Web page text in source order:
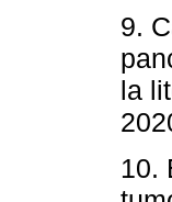
9.
la
10.